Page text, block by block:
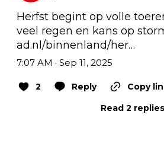
Herfst begint op volle
ad.nl/binnenland/her…
7:07 AM · Sep 11, 2025
2 Reply
Copy
Read 2 replies